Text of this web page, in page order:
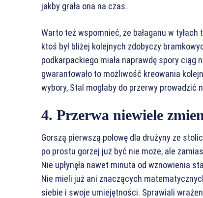
jakby grała ona na czas.
Warto też wspomnieć, że bałaganu w
ktoś był bliżej kolejnych zdobyczy
podkarpackiego miała naprawdę spory ciąg
gwarantowało to możliwość kreowania
wybory, Stal mogłaby do przerwy
4. Przerwa niewiele
Gorszą pierwszą połowę dla drużyny ze
po prostu gorzej już być nie może, ale
Nie upłynęła nawet minuta od wznowienia
Nie mieli już ani znaczących
siebie i swoje umiejętności. Sprawiali